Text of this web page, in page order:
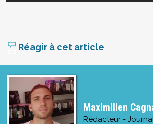
Réagir à cet article
Maximilien
Rédacteur -